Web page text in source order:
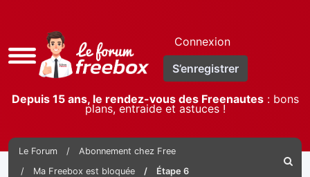
Accès
rapide
Connexion
S’enregistrer
Depuis 15 ans, le rendez-vous des Freenautes: bons
plans, entraide et astuces !
Le Forum
Abonnement chez Free
Ma Freebox est bloquée
Étape 6